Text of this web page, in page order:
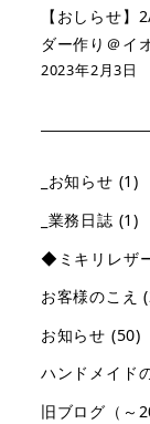
【おしらせ
ダー作り＠イ
2023年2月3日
_お知らせ (1)
_業務日誌 (1)
◆ミキリレザ
お客様のこえ
お知らせ (50)
ハンドメイド
旧ブログ（～